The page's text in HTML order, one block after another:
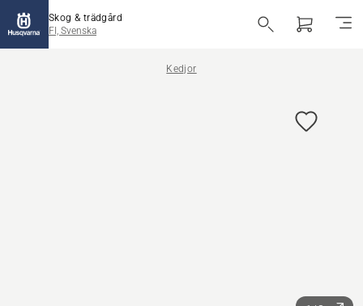
Skog & trädgård
FI, Svenska
Kedjor